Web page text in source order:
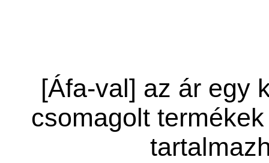
[Áfa-val] az ár egy
csomagolt